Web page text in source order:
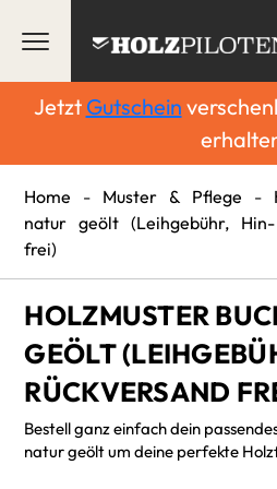
Jetzt Gutschein
Home - Muster & Pflege -
natur geölt (Leihgebühr,
frei)
HOLZMUSTER
GEÖLT
RÜCKVERSAND
Bestell ganz einfach dein
natur geölt um deine perfekte